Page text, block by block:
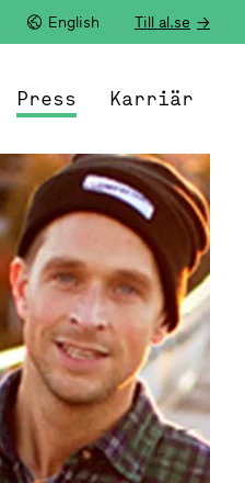
English Till al.se
Press Karriär